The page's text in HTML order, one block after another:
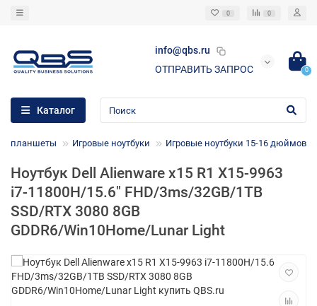
0 0
info@qbs.ru
ОТПРАВИТЬ ЗАПРОС
0
Каталог
планшеты Игровые ноутбуки Игровые ноутбуки 15-16 дюймов
Ноутбук Dell Alienware x15 R1 X15-9963
i7-11800H/15.6" FHD/3ms/32GB/1TB
SSD/RTX 3080 8GB
GDDR6/Win10Home/Lunar Light